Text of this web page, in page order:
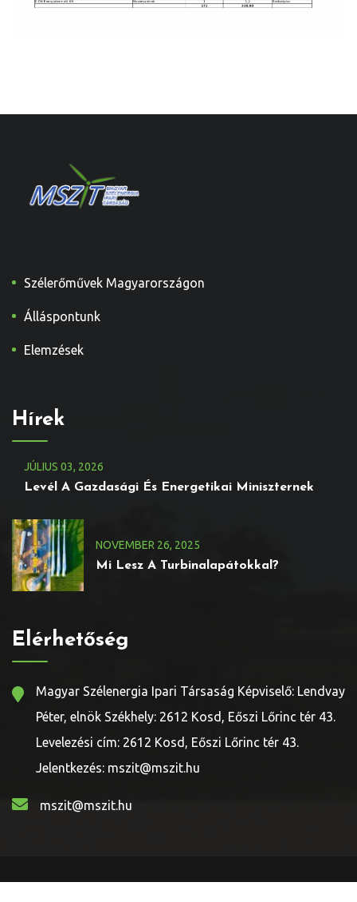
Szélerőművek Magyarországon
Álláspontunk
Elemzések
Hírek
JÚLIUS 03, 2026
Levél A Gazdasági És Energetikai Miniszternek
NOVEMBER 26, 2025
Mi Lesz A Turbinalapátokkal?
Elérhetőség
Magyar Szélenergia Ipari Társaság Képviselő: Lendvay
Péter, elnök Székhely: 2612 Kosd, Eőszi Lőrinc tér 43.
Levelezési cím: 2612 Kosd, Eőszi Lőrinc tér 43.
Jelentkezés: mszit@mszit.hu
mszit@mszit.hu